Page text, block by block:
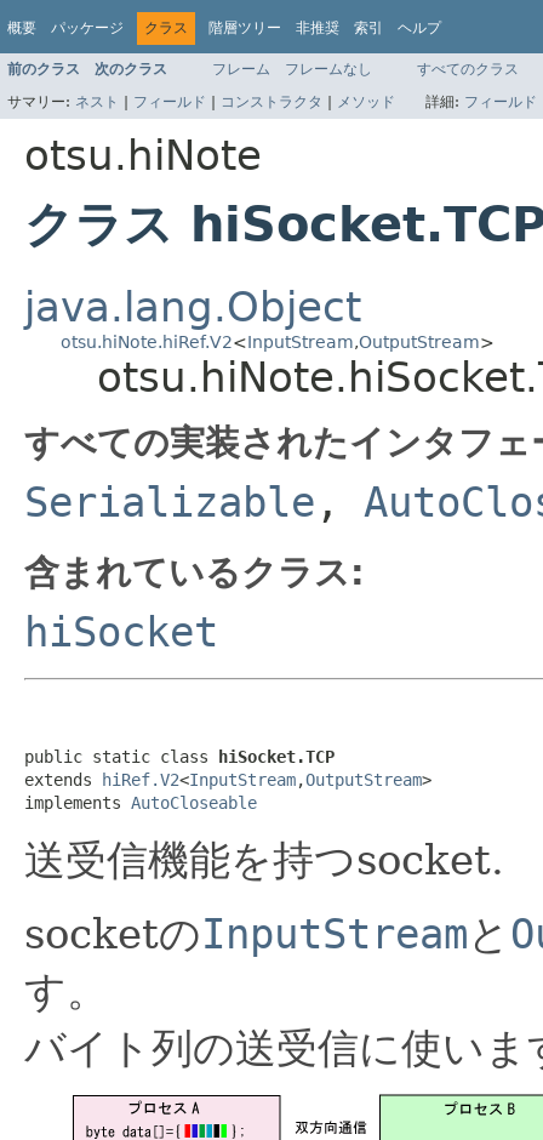
概要 パッケージ クラス 階層ツリー 非推奨 索引 ヘルプ
前のクラス 次のクラス フレーム フレームなし
すべてのクラス
サマリー: ネスト | フィールド | コンストラクタ | メソッド 詳細: フィールド
otsu.hiNote
クラス
java.lang.Object
otsu.hiNote.hiRef.V2<InputStream,OutputStream>
すべての実装されたインタフ
Serializable ,
含まれているクラス:
hiSocket
public static class hiSocket.TCP
extends hiRef.V2<InputStream,OutputStream>
implements AutoCloseable
送受信機能を持つsocket.
socketのInputStreamと
す。
バイト列の送受信に使いま